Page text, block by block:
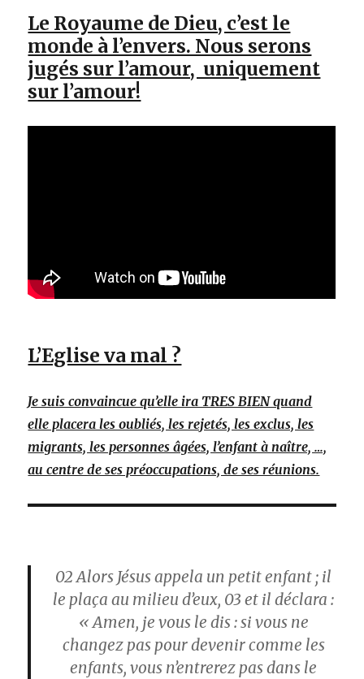
Le Royaume de Dieu, c’est le
monde à l’envers. Nous serons
jugés sur l’amour, uniquement
sur l’amour!
L’Eglise va mal ?
Je suis convaincue qu’elle ira TRES BIEN quand
elle placera les oubliés, les rejetés, les exclus, les
migrants, les personnes âgées, l’enfant à naître, …,
au centre de ses préoccupations, de ses réunions.
02Alors Jésus appela un petit enfant ; il
le plaça au milieu d’eux, 03 et il déclara :
« Amen, je vous le dis : si vous ne
changez pas pour devenir comme les
enfants, vous n’entrerez pas dans le